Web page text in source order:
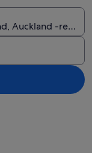
een houten
Auckland -regio,